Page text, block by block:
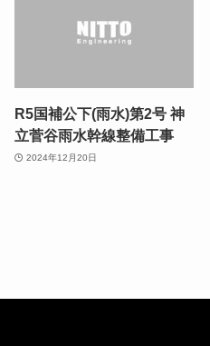
R5国補公下(雨水)第2号 神
立菅谷雨水幹線整備工事
2024年12月20日